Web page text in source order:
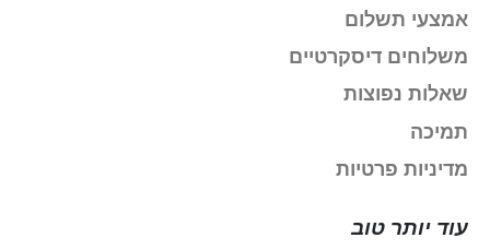
אמצעי תשלום
משלוחים דיסקרטיים
שאלות נפוצות
תמיכה
מדיניות פרטיות
עוד יותר טוב